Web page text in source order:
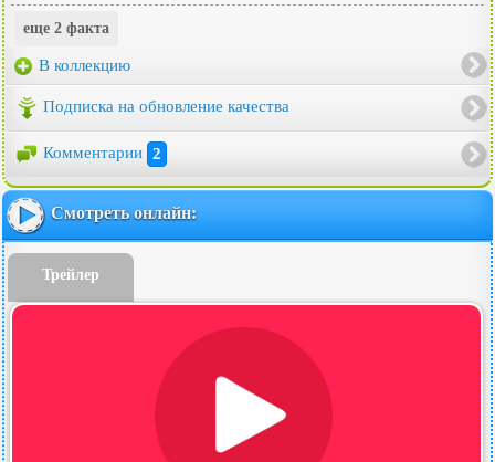
еще 2 факта
В коллекцию
Подписка на обновление качества
Комментарии 2
Смотреть онлайн:
Трейлер